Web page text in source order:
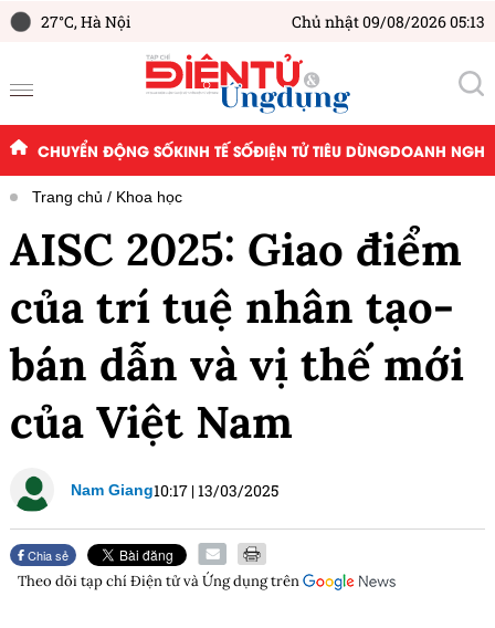
27°C,Hà Nội Chủ nhật 09/08/2026 05:13
CHUYỂN ĐỘNG SỐKINH TẾ SỐĐIỆN TỬ TIÊU DÙNGDOANH
Trang chủ Khoa học
AISC 2025: Giao điểm
của trí tuệ nhân tạo-
bán dẫn và vị thế mới
của Việt Nam
Nam Giang10:17 |13/03/2025
Chia sẻ
Theo dõi tạp chíĐiện tử và Ứng dụngtrên